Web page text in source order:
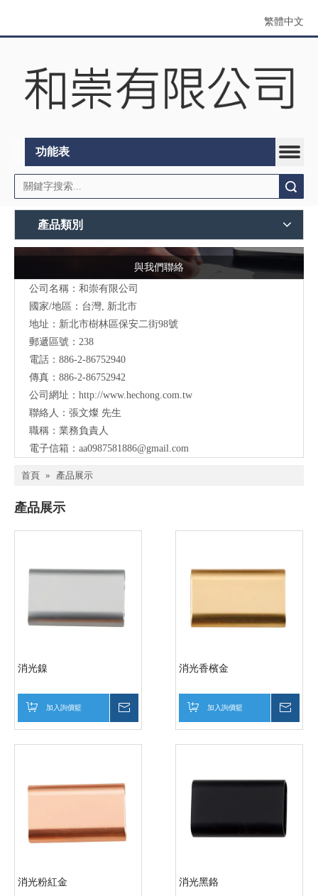
繁體中文
功能表
產品類別
與我們聯絡
公司名稱：和崇有限公司
國家/地區：台灣, 新北市
地址： 新北市樹林區保安二街98號
郵遞區號：238
電話：886-2-86752940
傳真：886-2-86752942
公司網址： http://www.hechong.com.tw
聯絡人：張文燦 先生
職稱：業務負責人
電子信箱： aa0987581886@gmail.com
首頁 » 產品展示
產品展示
消光鎳
加入詢價籃
消光香檳金
加入詢價籃
消光粉紅金 消光黑鉻